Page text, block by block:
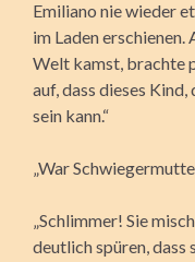
Emiliano nie wieder
im Laden erschienen.
Welt kamst, brachte
auf, dass dieses
sein kann.“
„War
„Schlimmer! Sie
deutlich spüren, dass